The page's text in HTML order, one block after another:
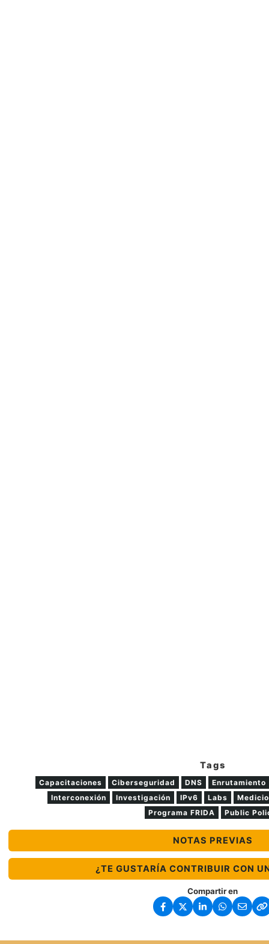
Tags
Capacitaciones Ciberseguridad DNS
Enrutamiento
Interconexión
Investigación IPv6 Labs
Programa FRIDA
Public
NOTAS PREVIAS
¿TE GUSTARÍA CONTRIBUIR CON
Compartir en